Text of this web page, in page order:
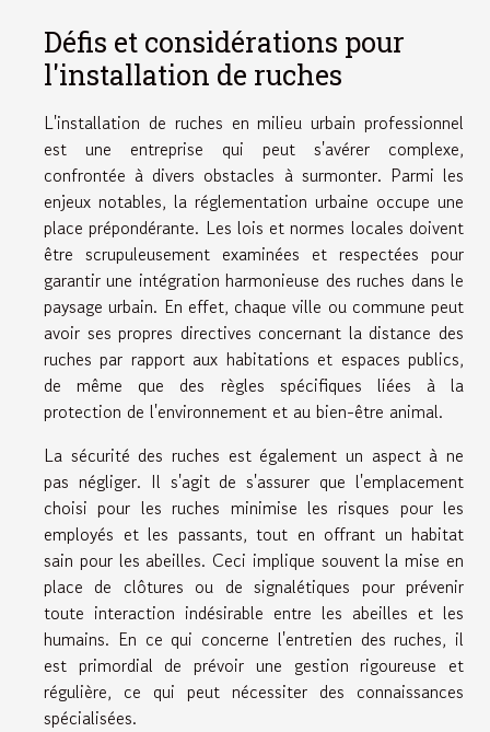
Défis et considérations pour
l'installation de ruches
L'installation de ruches en milieu urbain professionnel
est une entreprise qui peut s'avérer complexe,
confrontée à divers obstacles à surmonter. Parmi les
enjeux notables, la réglementation urbaine occupe une
place prépondérante. Les lois et normes locales doivent
être scrupuleusement examinées et respectées pour
garantir une intégration harmonieuse des ruches dans le
paysage urbain. En effet, chaque ville ou commune peut
avoir ses propres directives concernant la distance des
ruches par rapport aux habitations et espaces publics,
de même que des règles spécifiques liées à la
protection de l'environnement et au bien-être animal.
La sécurité des ruches est également un aspect à ne
pas négliger. Il s'agit de s'assurer que l'emplacement
choisi pour les ruches minimise les risques pour les
employés et les passants, tout en offrant un habitat
sain pour les abeilles. Ceci implique souvent la mise en
place de clôtures ou de signalétiques pour prévenir
toute interaction indésirable entre les abeilles et les
humains. En ce qui concerne l'entretien des ruches, il
est primordial de prévoir une gestion rigoureuse et
régulière, ce qui peut nécessiter des connaissances
spécialisées.